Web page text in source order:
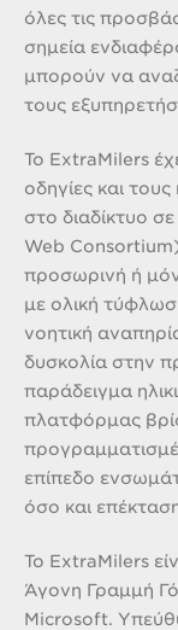
όλες τις
σημεία
μπορούν να
τους
Το ExtraMilers
οδηγίες και
στο διαδίκτυο
Web
προσωρινή ή
με ολική
νοητική
δυσκολία στην
παράδειγμα
πλατφόρμας
επίπεδο
όσο και
Το ExtraΜilers
Άγονη Γραμμή
Microsoft.